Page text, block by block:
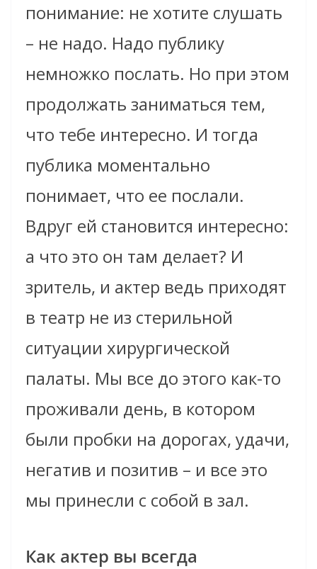
понимание: не хотите слушать
– не надо. Надо публику
немножко послать. Но при этом
продолжать заниматься тем,
что тебе интересно. И тогда
публика моментально
понимает, что ее послали.
Вдруг ей становится интересно:
а что это он там делает? И
зритель, и актер ведь приходят
в театр не из стерильной
ситуации хирургической
палаты. Мы все до этого как-то
проживали день, в котором
были пробки на дорогах, удачи,
негатив и позитив – и все это
мы принесли с собой в зал.
Как актер вы всегда